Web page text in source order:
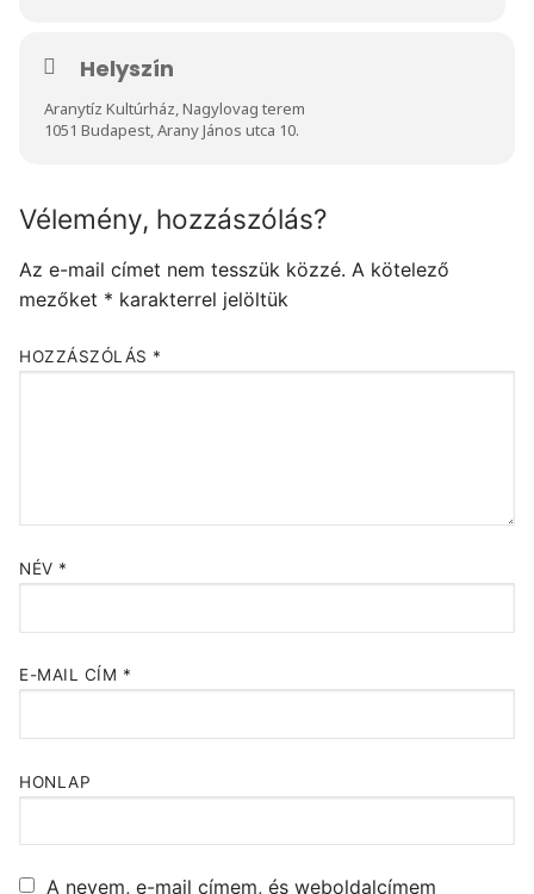
Helyszín
Aranytíz Kultúrház, Nagylovag terem
1051 Budapest, Arany János utca 10.
Vélemény, hozzászólás?
Az e-mail címet nem tesszük közzé. A kötelező
mezőket * karakterrel jelöltük
HOZZÁSZÓLÁS *
NÉV *
E-MAIL CÍM *
HONLAP
A nevem, e-mail címem, és weboldalcímem